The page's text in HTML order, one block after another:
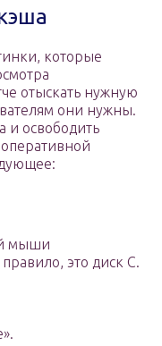
которые
отыскать нужную
они нужны.
и освободить
мыши
это диск С.